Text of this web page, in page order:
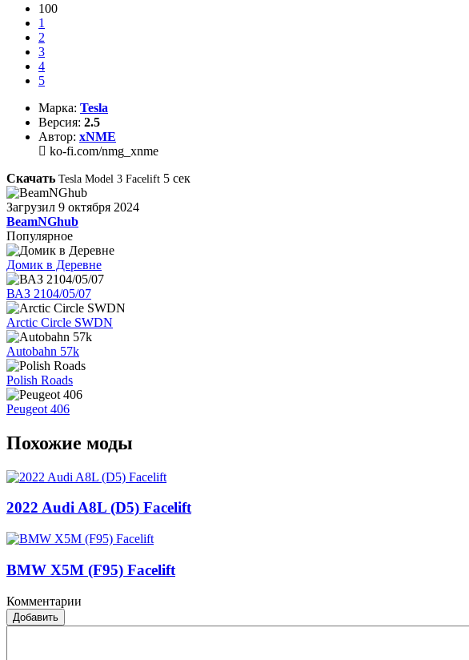
100
1
2
3
4
5
Марка: Tesla
Версия: 2.5
Автор: xNME
ko-fi.com/nmg_xnme
Скачать Tesla Model 3 Facelift 4 сек
Загрузил 9 октября 2024
BeamNGhub
Популярное
Домик в Деревне
ВАЗ 2104/05/07
Arctic Circle SWDN
Autobahn 57k
Polish Roads
Peugeot 406
Похожие моды
2022 Audi A8L (D5) Facelift
BMW X5M (F95) Facelift
Комментарии
Добавить